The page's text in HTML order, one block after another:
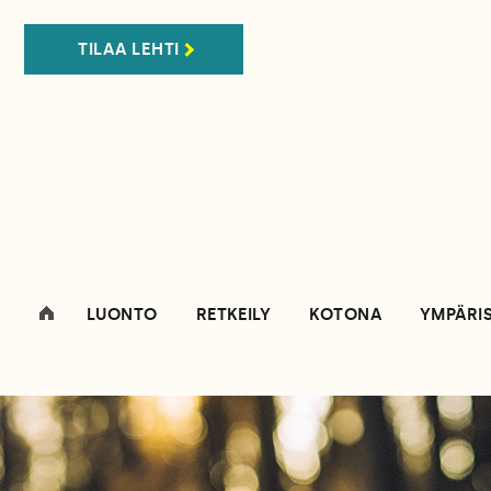
TILAA LEHTI
LUONTO RETKEILY KOTONA